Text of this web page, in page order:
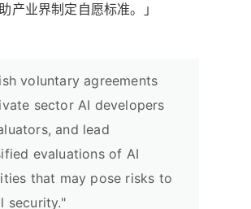
产业界制定自愿标准。」
voluntary agreements
sector AI developers
and lead
evaluations of AI
that may pose risks to
security."